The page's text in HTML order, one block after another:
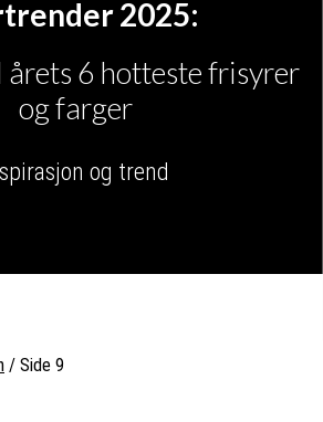
2025:
6 hotteste frisyrer
og farger
og trend
/ Side 9